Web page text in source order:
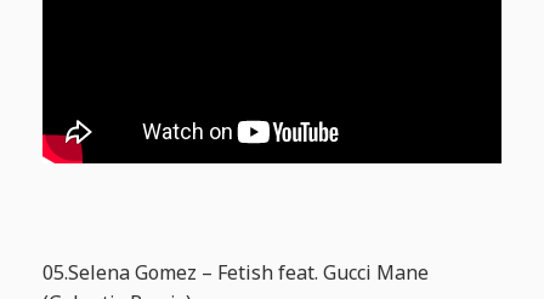
05.Selena Gomez – Fetish feat. Gucci Mane